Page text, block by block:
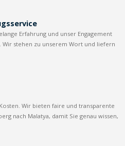
Erfahrung und unser Engagement
stehen zu unserem Wort und liefern
Wir bieten faire und transparente
nach Malatya, damit Sie genau wissen,